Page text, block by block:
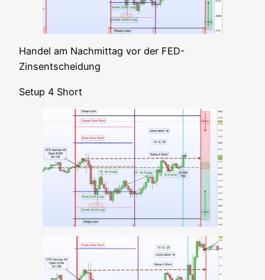
Han­del am Nach­mit­tag vor der FED-
Zinsentscheidung
Set­up 4 Short